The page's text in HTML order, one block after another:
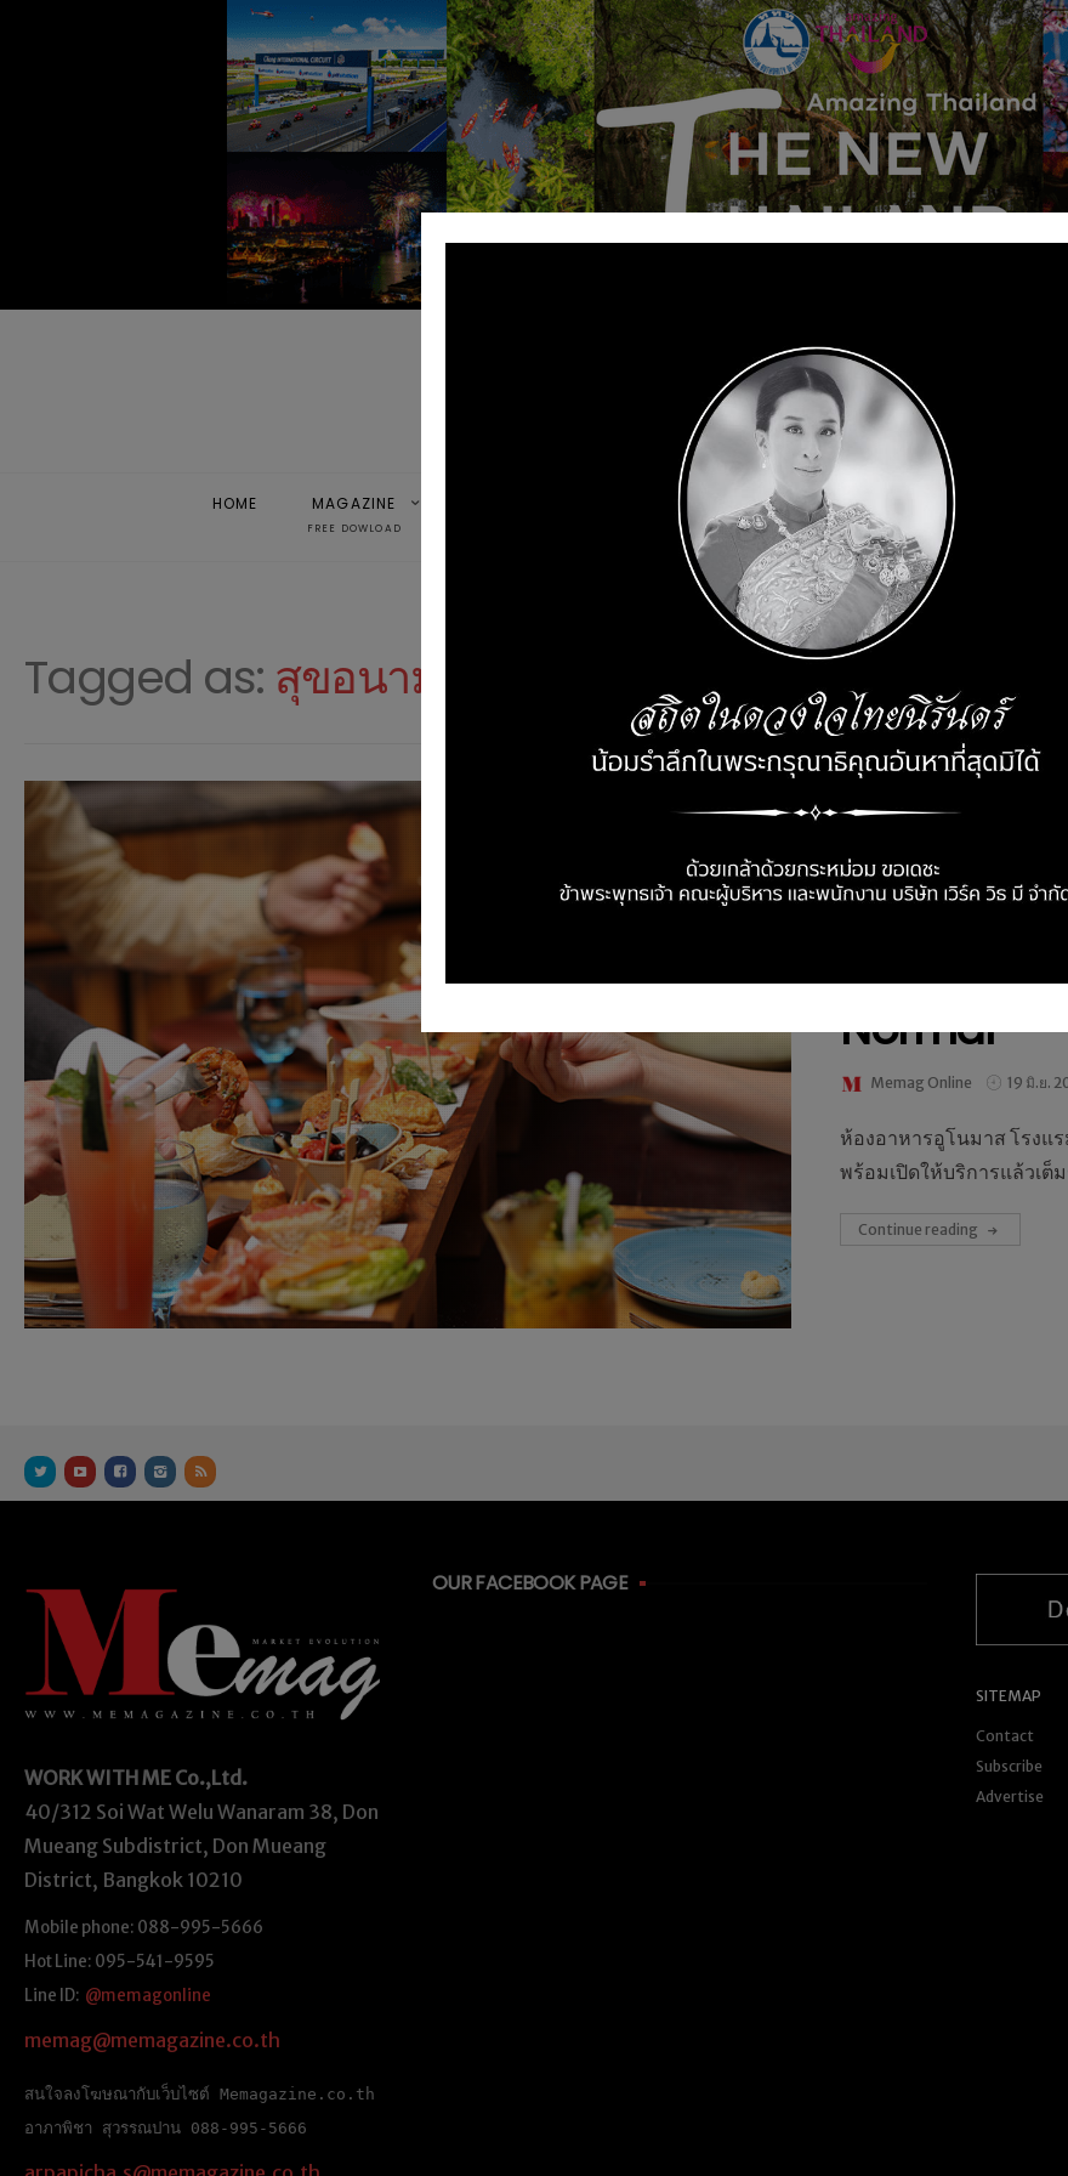
HOME MAGAZINE
FREE DOWLOAD
MARKETING
MARKETING IDEAS
LIFE STYLE
MORE INSIGHTS
BEAUTY
SHOP NOW
Tagged as: สุขอนามัย
NEWS & EVENT
ห้องอาหา
มาตรการด้
Normal
Memag Online 19 มิ.ย.
ห้องอาหารอูโนมาส โรงแ
พร้อมเปิดให้บริการแล้วเต็
Continue reading
WORK WITH ME Co.,Ltd.
40/312 Soi Wat Welu Wanaram 38, Don
Mueang Subdistrict, Don Mueang
District, Bangkok 10210
Mobile phone: 088-995-5666
Hot Line: 095-541-9595
Line ID: @memagonline
memag@memagazine.co.th
สนใจลงโฆษณากับเว็บไซต์ Memagazine.co.th
อาภาพิชา สุวรรณปาน 088-995-5666
OUR FACEBOOK PAGE
SITEMAP
Contact
Subscribe
Advertise